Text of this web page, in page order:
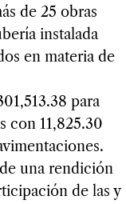
de 25 obras
instalada
en materia de
para
con 11,825.30
una rendición
de las y